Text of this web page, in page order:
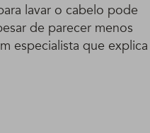
lavar o cabelo pode
de parecer menos
especialista que explica